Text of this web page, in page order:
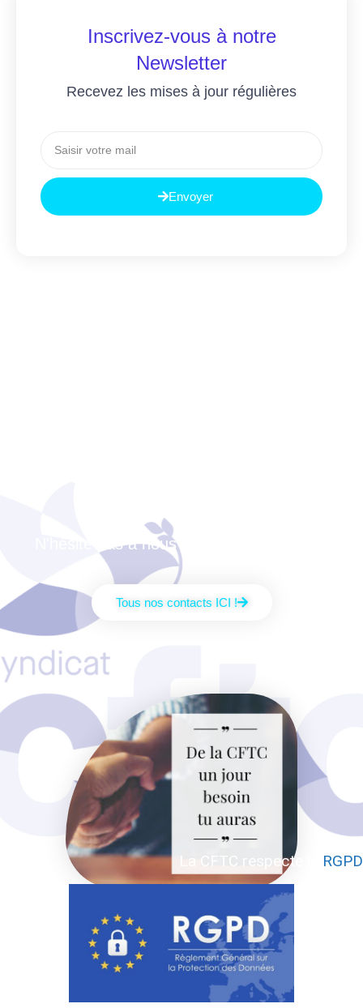
Inscrivez-vous à notre
Newsletter
Recevez les mises à jour régulières
Envoyer
N'hésite pas à nous joindre directement !
Tous nos contacts ICI !
La CFTC respecte la RGPD